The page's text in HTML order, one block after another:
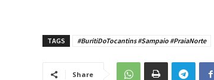
TAGS #BuritiDoTocantins #Sampaio #PraiaNorte
Share